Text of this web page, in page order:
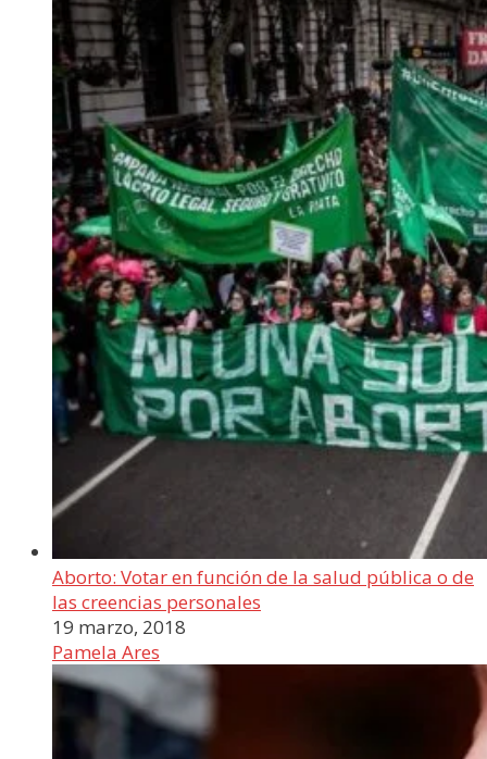
Aborto: Votar en función de la salud pública o de
las creencias personales
19 marzo, 2018
Pamela Ares